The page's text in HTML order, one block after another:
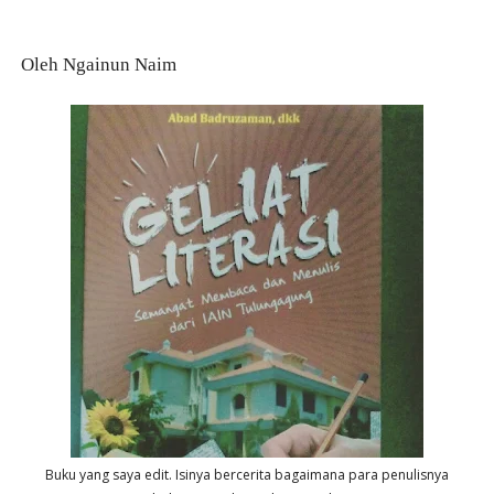
Oleh Ngainun Naim
Buku yang saya edit. Isinya bercerita bagaimana para penulisnya